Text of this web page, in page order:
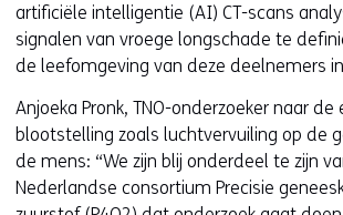
artificiële intelligentie (AI) CT-scans
signalen van vroege longschade te
de leefomgeving van deze deelnemers
Anjoeka Pronk, TNO-onderzoeker naar
blootstelling zoals luchtvervuiling op de
de mens: “We zijn blij onderdeel te zijn
Nederlandse consortium Precisie